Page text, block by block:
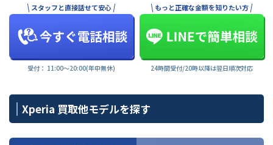
スタッフと直接話せて安心
受付： 11:00〜20:00(年中無休)
もっと正確な金額を知りたい方
24時間受付/20時以降は翌日順次対応
Xperia 買取他モデルを探す